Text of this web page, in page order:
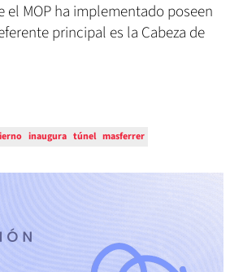
el MOP ha implementado poseen
principal es la Cabeza de
inaugura túnel masferrer